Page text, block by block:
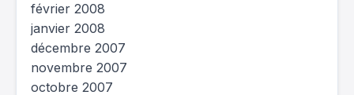
février 2008
janvier 2008
décembre 2007
novembre 2007
octobre 2007